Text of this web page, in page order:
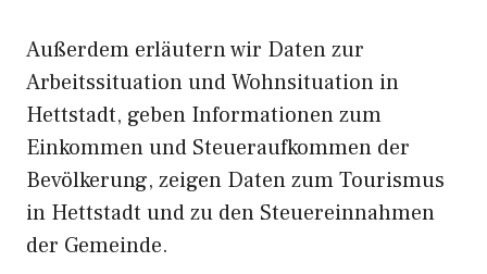
Außerdem erläutern wir Daten zur
Arbeitssituation und Wohnsituation in
Hettstadt, geben Informationen zum
Einkommen und Steueraufkommen der
Bevölkerung, zeigen Daten zum Tourismus
in Hettstadt und zu den Steuereinnahmen
der Gemeinde.